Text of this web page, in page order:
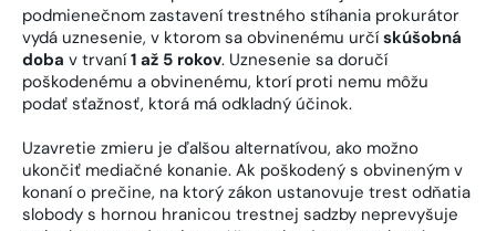
podmienečnom zastavení trestného stíhania prokurátor
vydá uznesenie, v ktorom sa obvinenému určískúšobná
doba v trvaní1 až 5 rokov. Uznesenie sa doručí
poškodenému a obvinenému, ktorí proti nemu môžu
podať sťažnosť, ktorá má odkladný účinok.
Uzavretie zmieru je ďalšou alternatívou, ako možno
ukončiť mediačné konanie. Ak poškodený s obvineným v
konaní o prečine, na ktorý zákon ustanovuje trest odňatia
slobody s hornou hranicou trestnej sadzby neprevyšuje